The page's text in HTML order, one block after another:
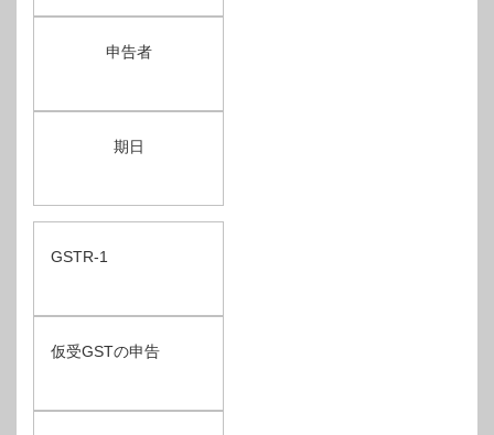
申告者
期日
GSTR-1
仮受GSTの申告